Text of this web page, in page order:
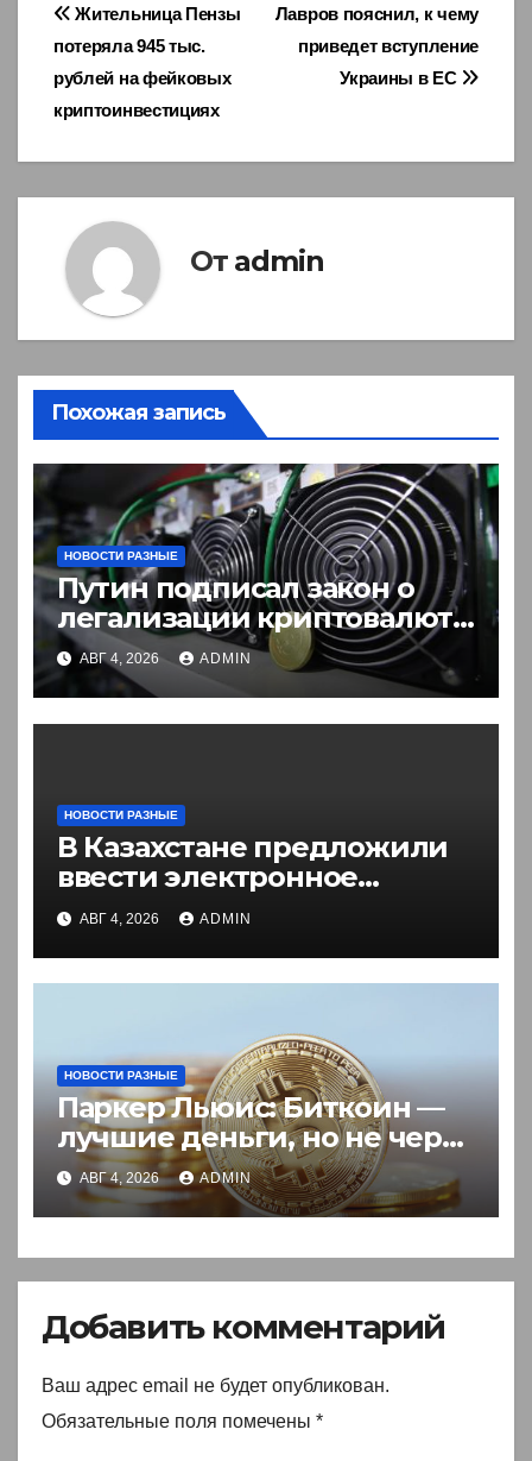
Навигация
по
записям
Лавров пояснил, к чему
приведет вступление
Украины в ЕС
Жительница Пензы
потеряла 945 тыс.
рублей на фейковых
криптоинвестициях
От admin
Похожая запись
НОВОСТИ РАЗНЫЕ
Путин подписал закон о
легализации криптовалют
в России. Что нужно знать
АВГ 4, 2026 ADMIN
НОВОСТИ РАЗНЫЕ
В Казахстане предложили
ввести электронное
разрешение на въезд для
иностранцев
АВГ 4, 2026 ADMIN
НОВОСТИ РАЗНЫЕ
Паркер Льюис: Биткоин —
лучшие деньги, но не через
акции
АВГ 4, 2026 ADMIN
Добавить комментарий
Ваш адрес email не будет опубликован.
Обязательные поля помечены *